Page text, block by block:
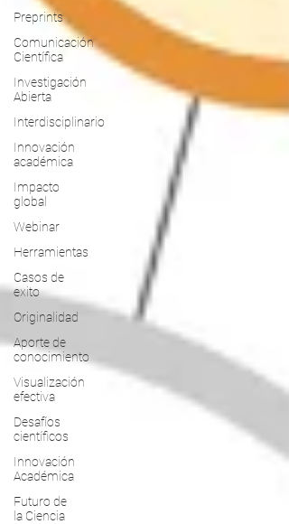
Preprints
Comunicación
Científica
Investigación
Abierta
Interdisciplinario
Innovación
académica
Impacto
global
Webinar
Herramientas
Casos de
exito
Originalidad
Aporte de
conocimiento
Visualización
efectiva
Desafíos
científicos
Innovación
Académica
Futuro de
la Ciencia